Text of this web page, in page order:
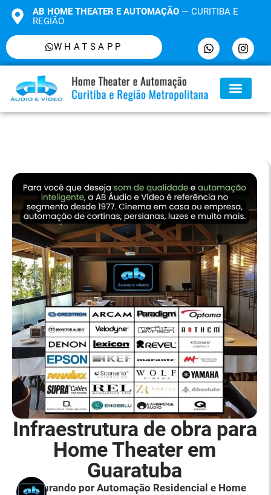
AB HOME THEATER E AUTOMAÇÃO— CURITIBA E
REGIÃO
WHATSAPP
Infraestrutura de obra para
Home Theater em
Guaratuba
Procurando por Automação Residencial e Home